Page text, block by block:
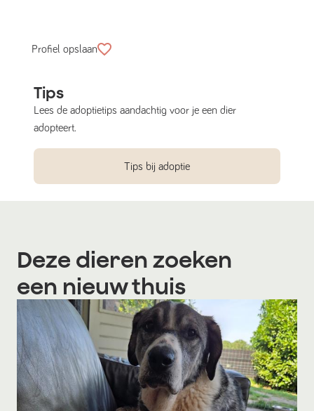
Profiel opslaan
Tips
Lees de adoptietips aandachtig voor je een dier
adopteert.
Tips bij adoptie
Deze dieren zoeken
een nieuw thuis